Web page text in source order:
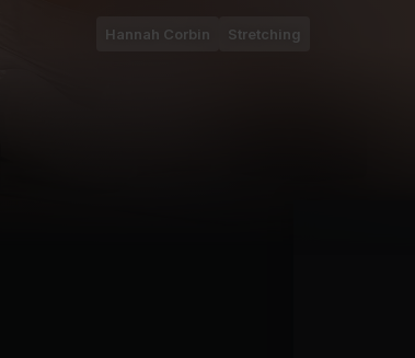
Hannah Corbin Stretching